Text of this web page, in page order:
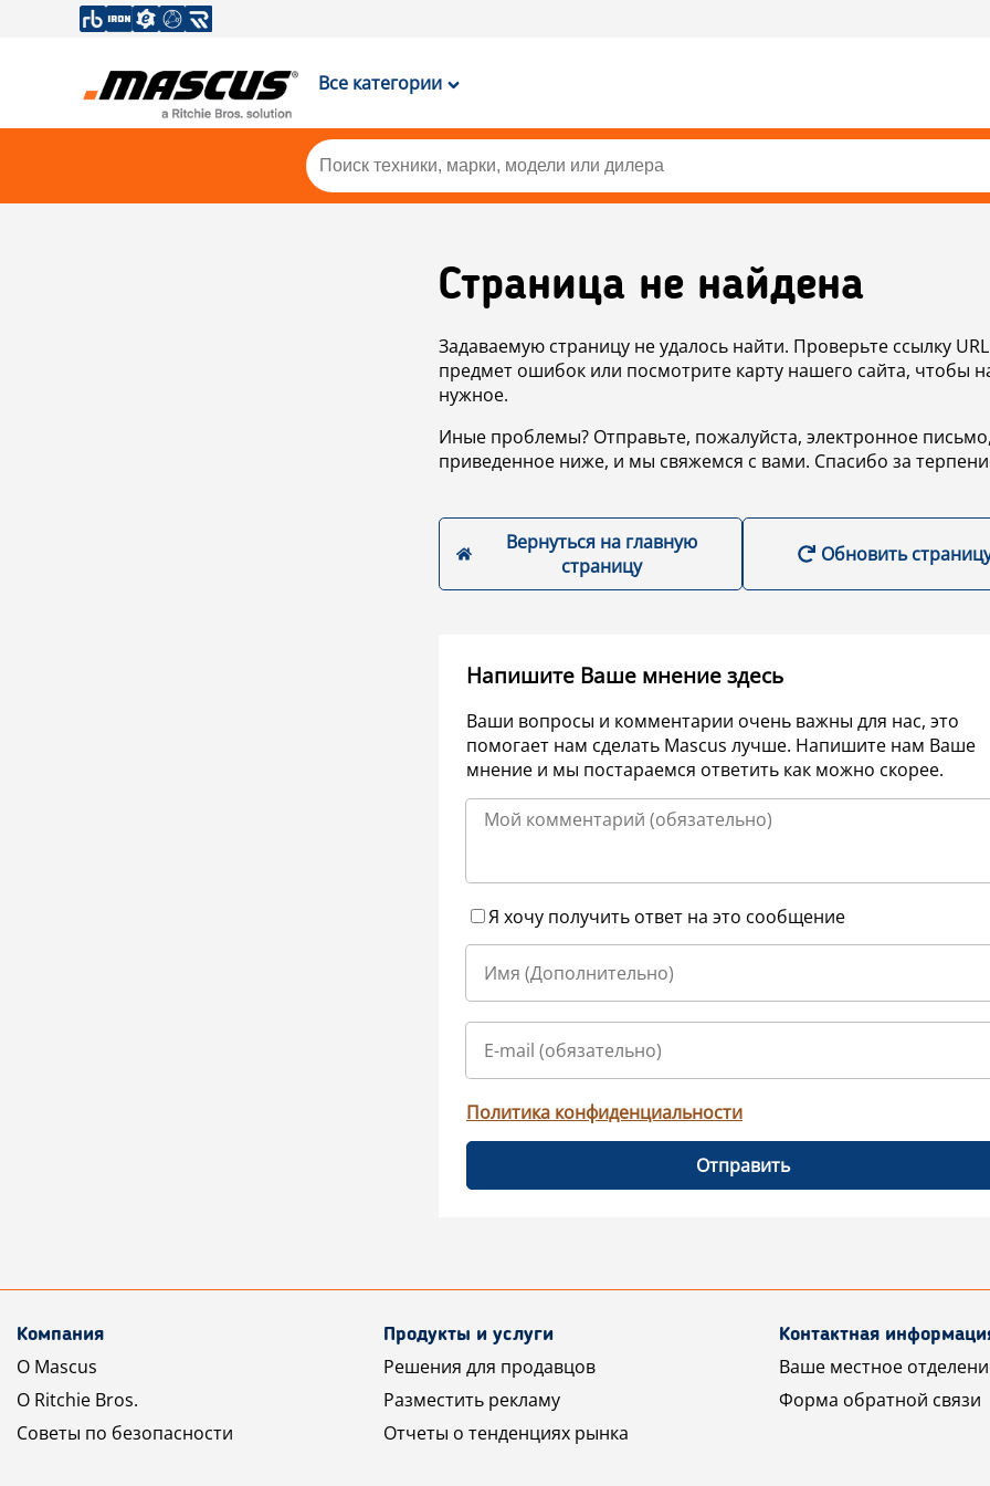
Все категории
Страница не найдена
Задаваемую страницу не удалось найти. Проверьте ссылку
предмет ошибок или посмотрите карту нашего сайта, чтобы
нужное.
Иные проблемы? Отправьте, пожалуйста, электронное
приведенное ниже, и мы свяжемся с вами. Спасибо за
Вернуться на главную
страницу
Обновить
Напишите Ваше мнение здесь
Ваши вопросы и комментарии очень важны для нас, это
помогает нам сделать Mascus лучше. Напишите нам Ваше
мнение и мы постараемся ответить как можно скорее.
Я хочу получить ответ на это сообщение
Политика конфиденциальности
Отправить
Компания
О Mascus
О Ritchie Bros.
Советы по безопасности
Продукты и услуги
Решения для продавцов
Разместить рекламу
Отчеты о тенденциях рынка
Контактная
Ваше местное
Форма обратной связи